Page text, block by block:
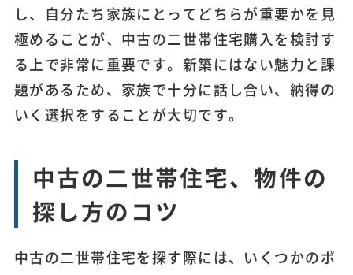
し、自分たち家族にとってどちらが重要かを見
極めることが、中古の二世帯住宅購入を検討す
る上で非常に重要です。新築にはない魅力と課
題があるため、家族で十分に話し合い、納得の
いく選択をすることが大切です。
中古の二世帯住宅、物件の
探し方のコツ
中古の二世帯住宅を探す際には、いくつかのポ